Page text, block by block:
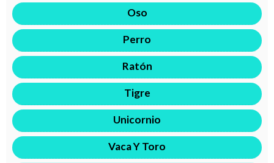
Oso
Perro
Ratón
Tigre
Unicornio
Vaca Y Toro